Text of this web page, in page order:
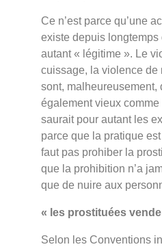
Ce n’est parce qu’une
existe depuis longtemps
autant « légitime ». Le
cuissage, la violence de
sont, malheureusement,
également vieux
saurait pour autant les
parce que la pratique
faut pas prohiber la
que la prohibition n’a
que de nuire aux
« les prostituées
Selon les Conventions